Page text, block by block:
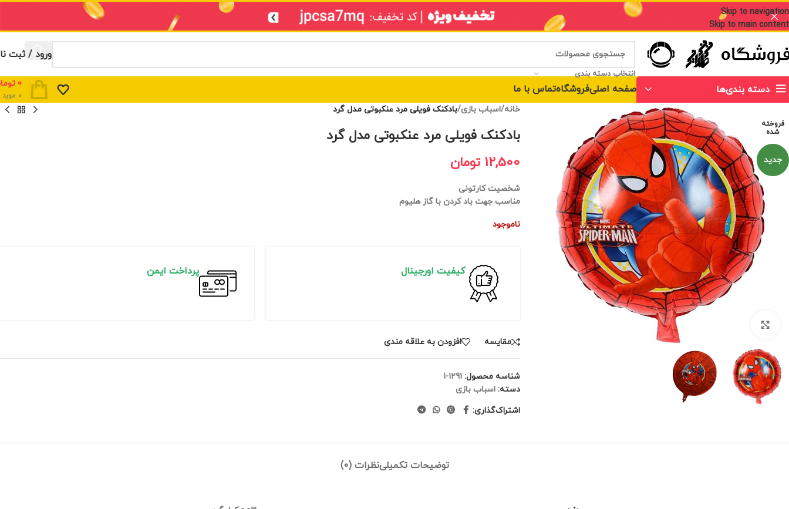
Skip to navigation
Skip to main content
انتخاب دسته بندی
ورود / ثبت
دسته بندی‌ها صفحه اصلیفروشگاهتماس با ما 0 مورد
0
فروخته
شده
جدید
برای بزرگنمایی کلیک کنید
خانه/اسباب بازی/بادکنک فویلی مرد عنکبوتی مدل گرد
بادکنک فویلی مرد عنکبوتی مدل گرد
12,500 تومان
شخصیت کارتونی
مناسب جهت باد کردن با گاز هلیوم
ناموجود
کیفیت اورجینال پرداخت ایمن
مقايسه افزودن به علاقه مندی
شناسه محصول: 1291-1
دسته: اسباب بازی
اشتراک‌گذاری:
توضیحات تکمیلینظرات (0)